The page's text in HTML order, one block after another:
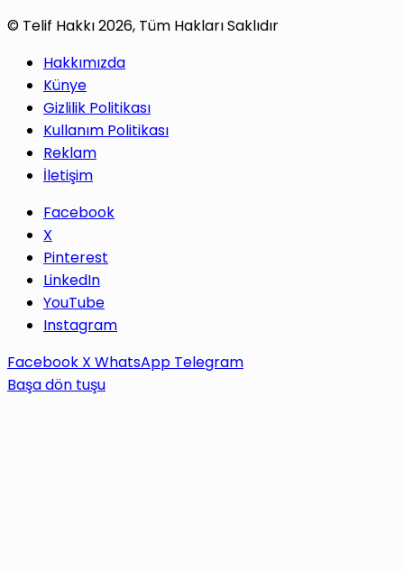
© Telif Hakkı 2026, Tüm Hakları Saklıdır
Hakkımızda
Künye
Gizlilik Politikası
Kullanım Politikası
Reklam
İletişim
Facebook
X
Pinterest
LinkedIn
YouTube
Instagram
Facebook X WhatsApp Telegram
Başa dön tuşu